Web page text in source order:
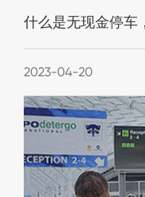
什么是无现金停车
2023-04-20